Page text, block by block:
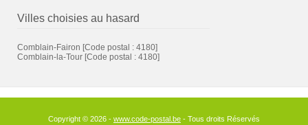
Villes choisies au hasard
Comblain-Fairon [Code postal : 4180]
Comblain-la-Tour [Code postal : 4180]
Copyright © 2026 - www.code-postal.be - Tous droits Réservés